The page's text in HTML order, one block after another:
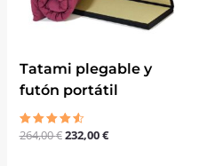
Tatami plegable y
futón portátil
Valorado
264,00€ 232,00€